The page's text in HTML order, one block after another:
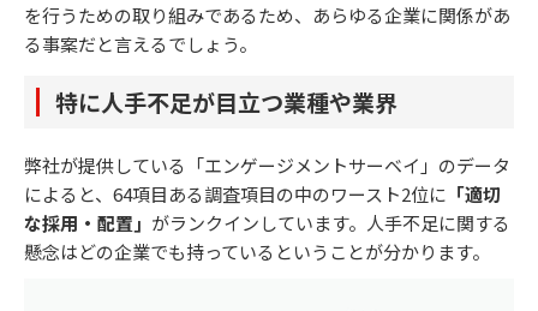
を行うための取り組みであるため、あらゆる企業に関係があ
る事案だと言えるでしょう。
特に人手不足が目立つ業種や業界
弊社が提供している「エンゲージメントサーベイ」のデータ
によると、64項目ある調査項目の中のワースト2位に 「適切
な採用・配置」 がランクインしています。人手不足に関する
懸念はどの企業でも持っているということが分かります。